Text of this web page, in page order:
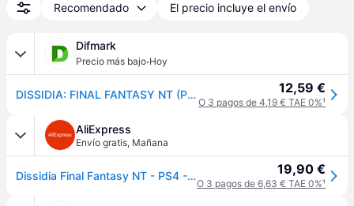
Recomendado El precio incluye el envío
Difmark
Precio más bajo·Hoy
DISSIDIA: FINAL FANTASY NT (PS4) 12,59 €
O 3 pagos de 4,19 € TAE 0%¹
AliExpress
Envío gratis, Mañana
Dissidia Final Fantasy NT - PS4 - Nuevo precintado - PAL España 19,90 €
O 3 pagos de 6,63 € TAE 0%¹